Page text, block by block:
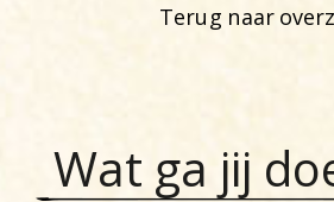
Terug naar
Wat ga jij